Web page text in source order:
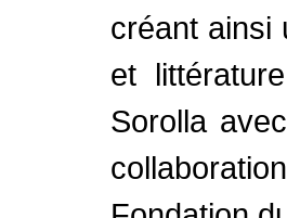
créant ainsi
et
Sorolla